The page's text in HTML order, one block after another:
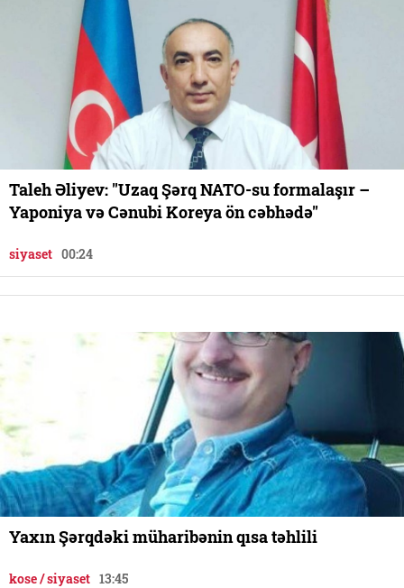
Taleh Əliyev: "Uzaq Şərq NATO-su formalaşır –
Yaponiya və Cənubi Koreya ön cəbhədə"
siyaset 00:24
Yaxın Şərqdəki müharibənin qısa təhlili
kose / siyaset 13:45